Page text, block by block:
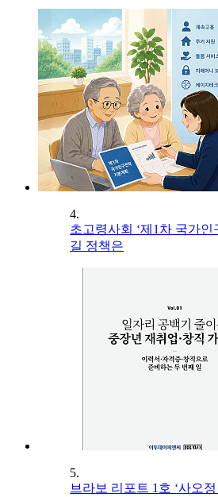
4.
초고령사회 ‘제1차 국가
길 정책은
5.
브라보 리포트 1호 ‘사오